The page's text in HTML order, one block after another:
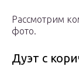
Рассмотрим
фото.
Дуэт с